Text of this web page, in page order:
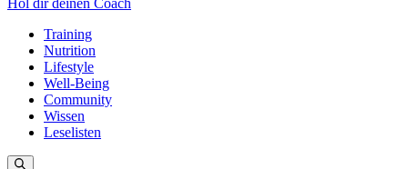
Hol dir deinen Coach
Training
Nutrition
Lifestyle
Well-Being
Community
Wissen
Leselisten